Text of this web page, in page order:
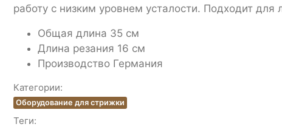
работу с низким уровнем усталости. Подходит
Общая длина 35 см
Длина резания 16 см
Производство Германия
Категории:
Оборудование для стрижки
Теги: